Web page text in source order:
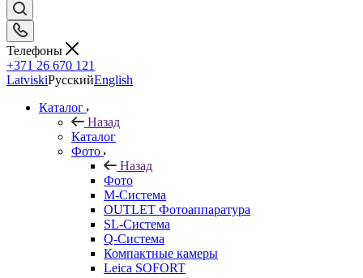
Телефоны
+371 26 670 121
LatviskiРусскийEnglish
Каталог
Назад
Каталог
Фото
Назад
Фото
M-Система
OUTLET Фотоаппаратура
SL-Система
Q-Cистема
Компактные камеры
Leica SOFORT